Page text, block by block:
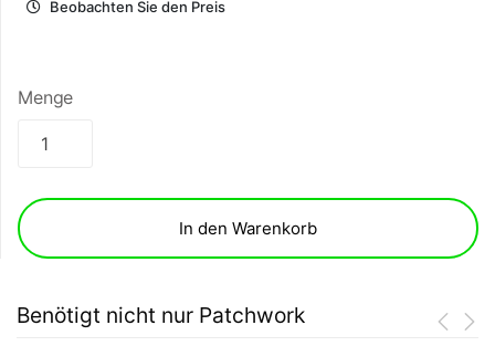
Beobachten Sie den Preis
Menge
In den Warenkorb
Benötigt nicht nur Patchwork